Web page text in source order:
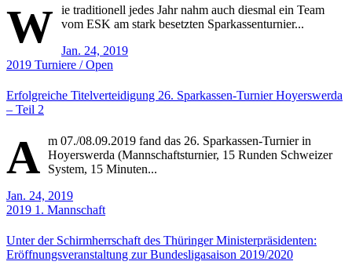
W
ie traditionell jedes Jahr nahm auch diesmal ein Team
vom ESK am stark besetzten Sparkassenturnier...
Jan. 24, 2019
2019 Turniere / Open
Erfolgreiche Titelverteidigung 26. Sparkassen-Turnier Hoyerswerda
– Teil 2
A m 07./08.09.2019 fand das 26. Sparkassen-Turnier in
Hoyerswerda (Mannschaftsturnier, 15 Runden Schweizer
System, 15 Minuten...
Jan. 24, 2019
2019 1. Mannschaft
Unter der Schirmherrschaft des Thüringer Ministerpräsidenten:
Eröffnungsveranstaltung zur Bundesligasaison 2019/2020